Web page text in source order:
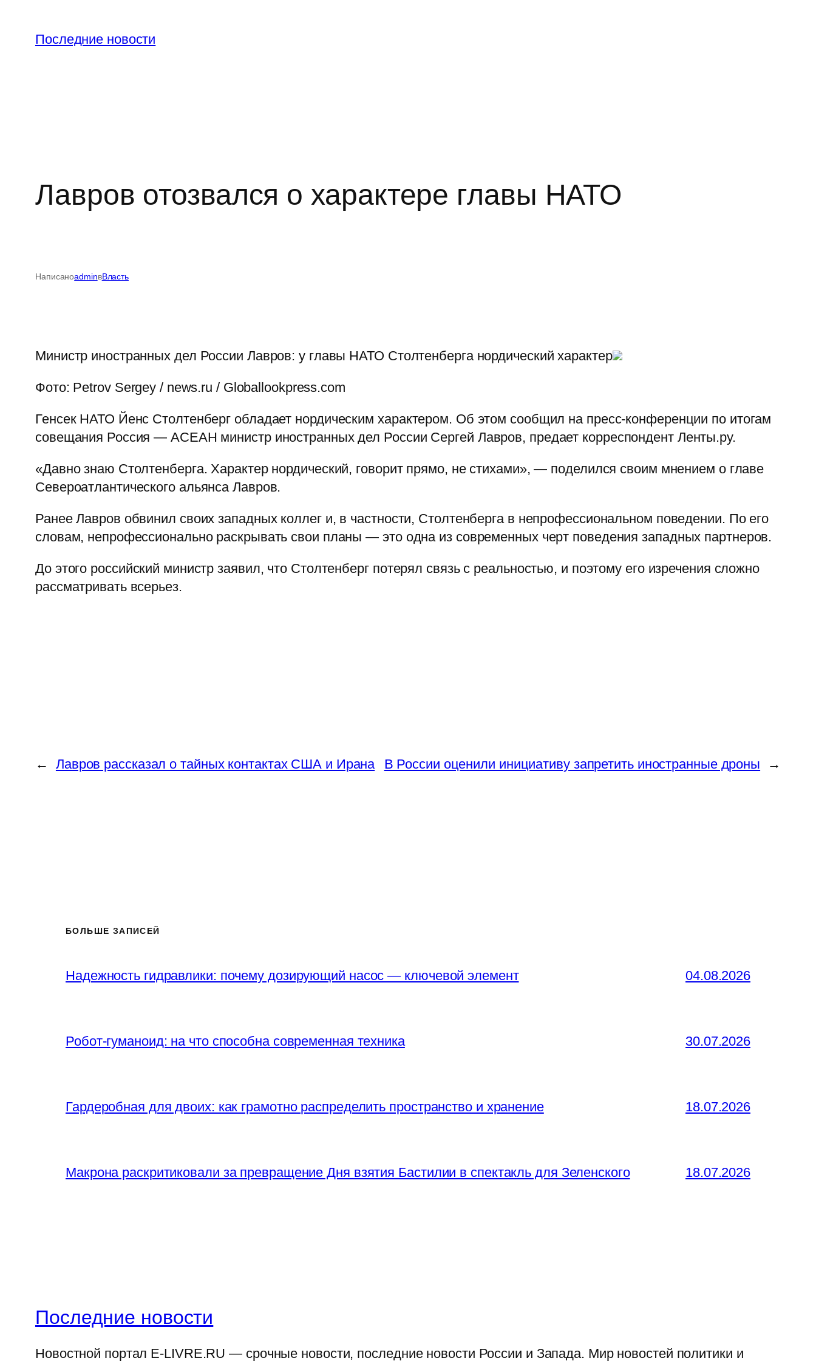
содержимому
Последние новости
Лавров отозвался о характере главы НАТО
НаписаноadminвВласть
Министр иностранных дел России Лавров: у главы НАТО Столтенберга нордический характер
Фото: Petrov Sergey / news.ru / Globallookpress.com
Генсек НАТО Йенс Столтенберг обладает нордическим характером. Об этом сообщил на пресс-конференции по итогам
совещания Россия — АСЕАН министр иностранных дел России Сергей Лавров, предает корреспондент Ленты.ру.
«Давно знаю Столтенберга. Характер нордический, говорит прямо, не стихами», — поделился своим мнением о главе
Североатлантического альянса Лавров.
Ранее Лавров обвинил своих западных коллег и, в частности, Столтенберга в непрофессиональном поведении. По его
словам, непрофессионально раскрывать свои планы — это одна из современных черт поведения западных партнеров.
До этого российский министр заявил, что Столтенберг потерял связь с реальностью, и поэтому его изречения сложно
рассматривать всерьез.
← Лавров рассказал о тайных контактах США и Ирана В России оценили инициативу запретить иностранные дроны →
БОЛЬШЕ ЗАПИСЕЙ
Надежность гидравлики: почему дозирующий насос — ключевой элемент 04.08.2026
Робот-гуманоид: на что способна современная техника 30.07.2026
Гардеробная для двоих: как грамотно распределить пространство и хранение 18.07.2026
Макрона раскритиковали за превращение Дня взятия Бастилии в спектакль для Зеленского 18.07.2026
Последние новости
Новостной портал E-LIVRE.RU — срочные новости, последние новости России и Запада. Мир новостей политики и